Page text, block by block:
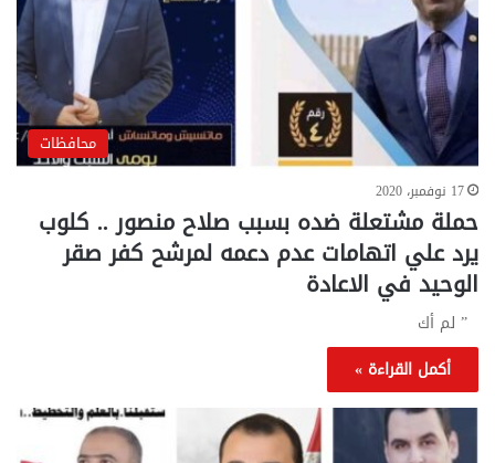
محافظات
17 نوفمبر، 2020
حملة مشتعلة ضده بسبب صلاح منصور .. كلوب
يرد علي اتهامات عدم دعمه لمرشح كفر صقر
الوحيد في الاعادة
” لم أك
أكمل القراءة »